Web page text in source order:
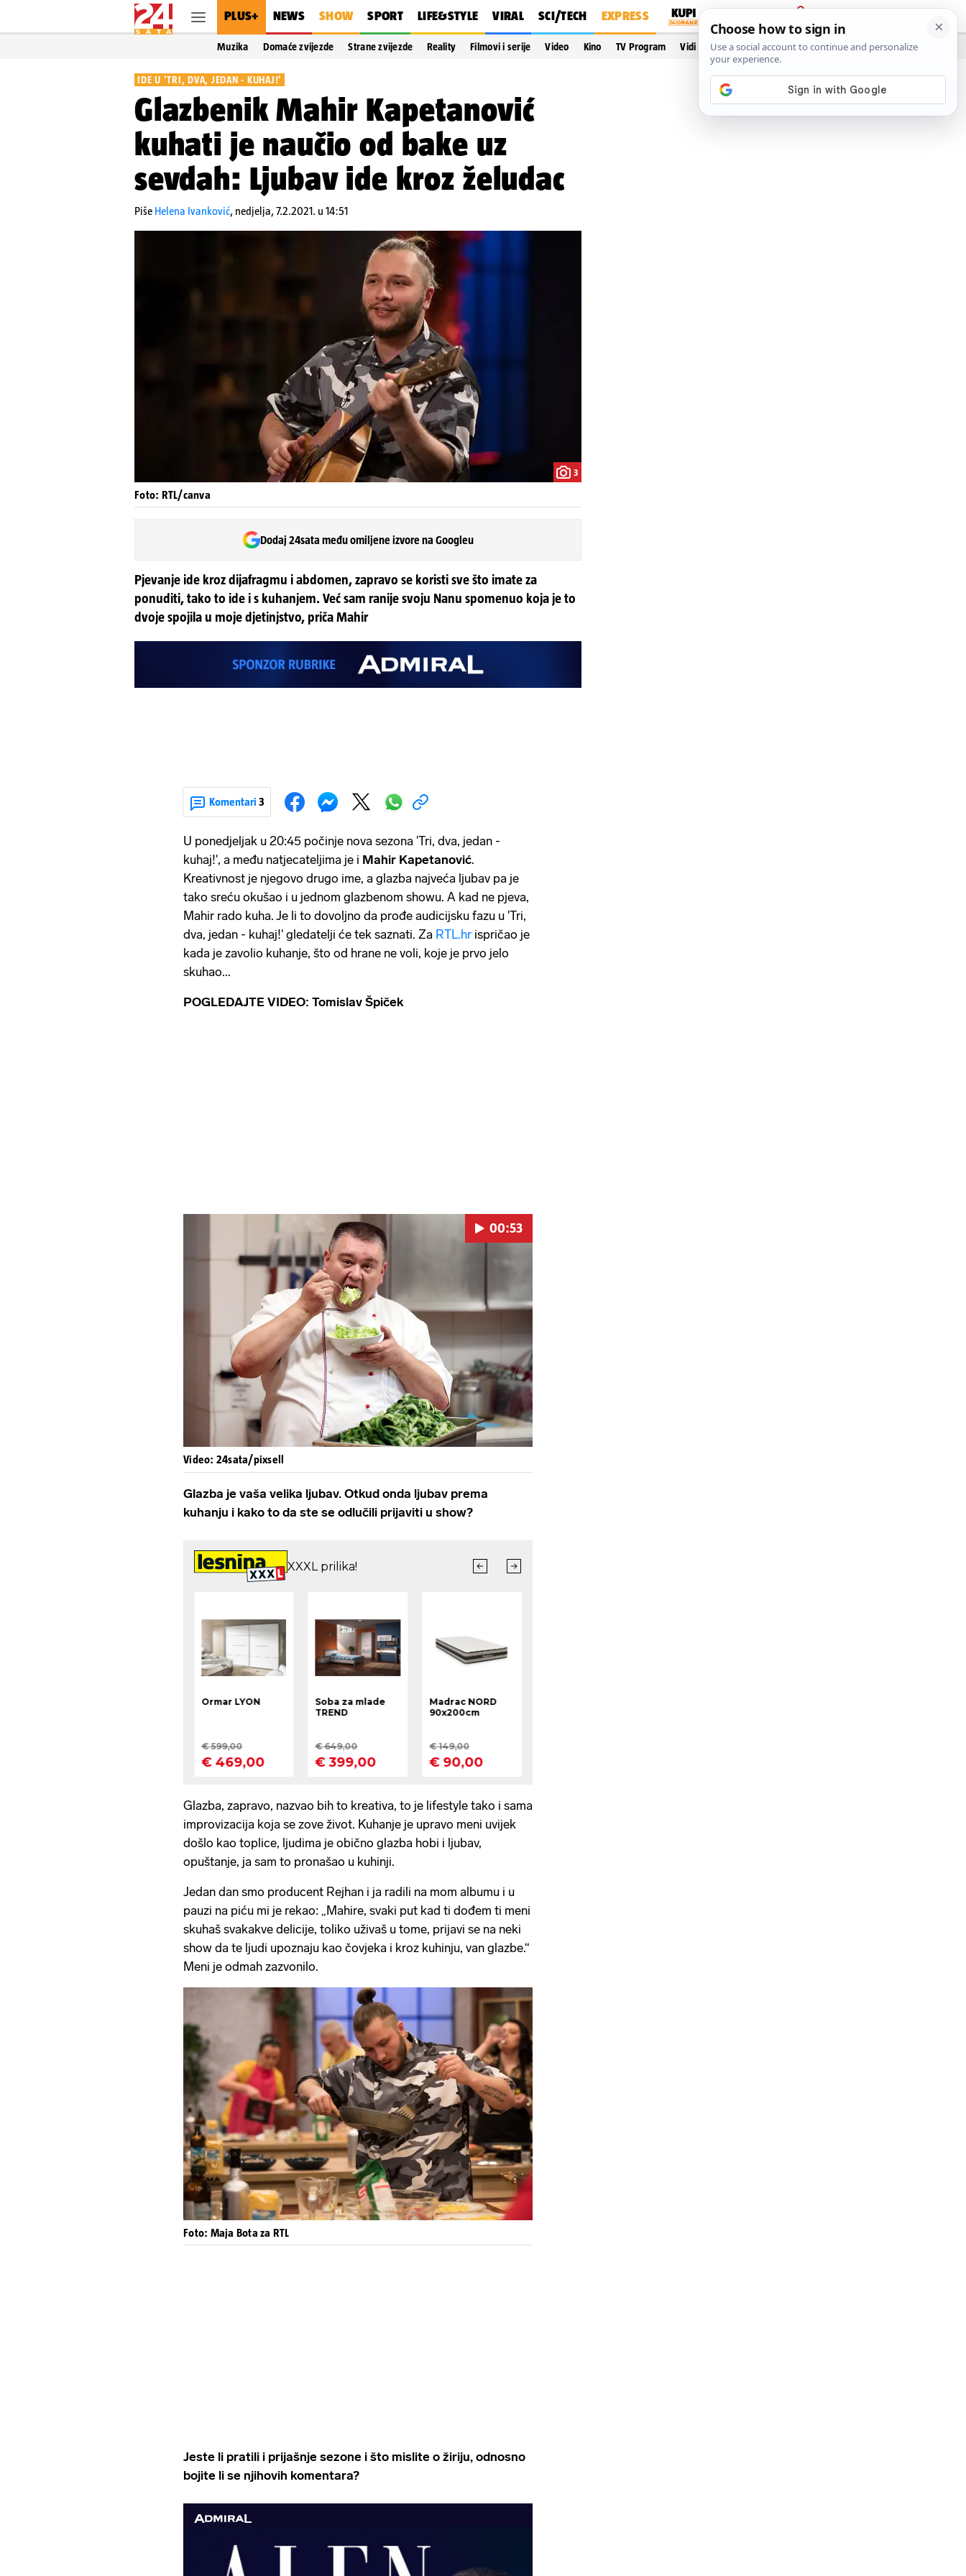
PLUS+ NEWS SHOW SPORT LIFE&STYLE VIRAL SCI/TECH EXPRESS
PRIJAVA
Muzika Domaće zvijezde Strane zvijezde Reality Filmovi i serije Video Kino TV Program Vidi još…
IDE U 'TRI, DVA, JEDAN - KUHAJ!'
Glazbenik Mahir Kapetanović
kuhati je naučio od bake uz
sevdah: Ljubav ide kroz želudac
Piše Helena Ivanković, nedjelja, 7.2.2021. u 14:51
3
Foto: RTL/canva
Dodaj 24sata među omiljene izvore na Googleu
Pjevanje ide kroz dijafragmu i abdomen, zapravo se koristi sve što imate za
ponuditi, tako to ide i s kuhanjem. Već sam ranije svoju Nanu spomenuo koja je to
dvoje spojila u moje djetinjstvo, priča Mahir
Komentari 3
U ponedjeljak u 20:45 počinje nova sezona 'Tri, dva, jedan -
kuhaj!', a među natjecateljima je i Mahir Kapetanović.
Kreativnost je njegovo drugo ime, a glazba najveća ljubav pa je
tako sreću okušao i u jednom glazbenom showu. A kad ne pjeva,
Mahir rado kuha. Je li to dovoljno da prođe audicijsku fazu u 'Tri,
dva, jedan - kuhaj!' gledatelji će tek saznati. Za RTL.hr ispričao je
kada je zavolio kuhanje, što od hrane ne voli, koje je prvo jelo
skuhao...
POGLEDAJTE VIDEO: Tomislav Špiček
Pokretanje videa...
00:53
Video: 24sata/pixsell
Glazba je vaša velika ljubav. Otkud onda ljubav prema
kuhanju i kako to da ste se odlučili prijaviti u show?
Glazba, zapravo, nazvao bih to kreativa, to je lifestyle tako i sama
improvizacija koja se zove život. Kuhanje je upravo meni uvijek
došlo kao toplice, ljudima je obično glazba hobi i ljubav,
opuštanje, ja sam to pronašao u kuhinji.
Jedan dan smo producent Rejhan i ja radili na mom albumu i u
pauzi na piću mi je rekao: „Mahire, svaki put kad ti dođem ti meni
skuhaš svakakve delicije, toliko uživaš u tome, prijavi se na neki
show da te ljudi upoznaju kao čovjeka i kroz kuhinju, van glazbe.“
Meni je odmah zazvonilo.
Foto: Maja Bota za RTL
Jeste li pratili i prijašnje sezone i što mislite o žiriju, odnosno
bojite li se njihovih komentara?